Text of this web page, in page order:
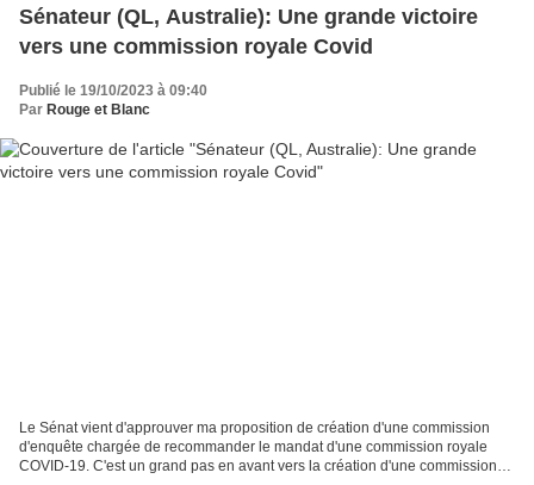
Sénateur (QL, Australie): Une grande victoire
vers une commission royale Covid
Publié le 19/10/2023 à 09:40
Par Rouge et Blanc
Le Sénat vient d'approuver ma proposition de création d'une commission
d'enquête chargée de recommander le mandat d'une commission royale
COVID-19. C'est un grand pas en avant vers la création d'une commission